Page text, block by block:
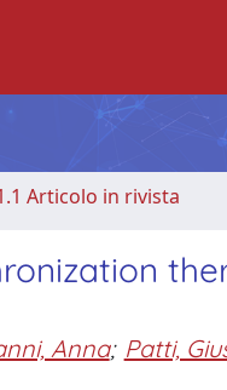
Articolo in rivista
Anna; Patti,